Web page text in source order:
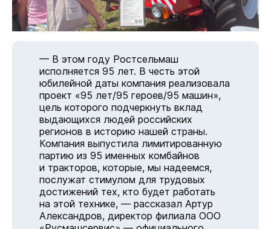
— В этом году Ростсельмаш
исполняется 95 лет. В честь этой
юбилейной даты компания реализовала
проект «95 лет/95 героев/95 машин»,
цель которого подчеркнуть вклад
выдающихся людей российских
регионов в историю нашей страны.
Компания выпустила лимитированную
партию из 95 именных комбайнов
и тракторов, которые, мы надеемся,
послужат стимулом для трудовых
достижений тех, кто будет работать
на этой технике, — рассказал Артур
Александров, директор филиала ООО